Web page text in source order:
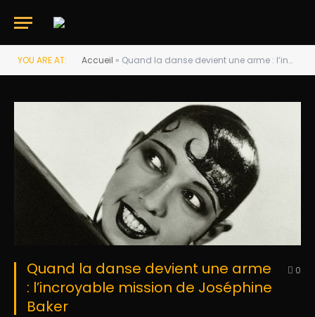
YOU ARE AT: Accueil » Quand la danse devient une arme : l’incroyable mission de Joséphine Baker
Quand la danse devient une arme
: l’incroyable mission de Joséphine
Baker
0